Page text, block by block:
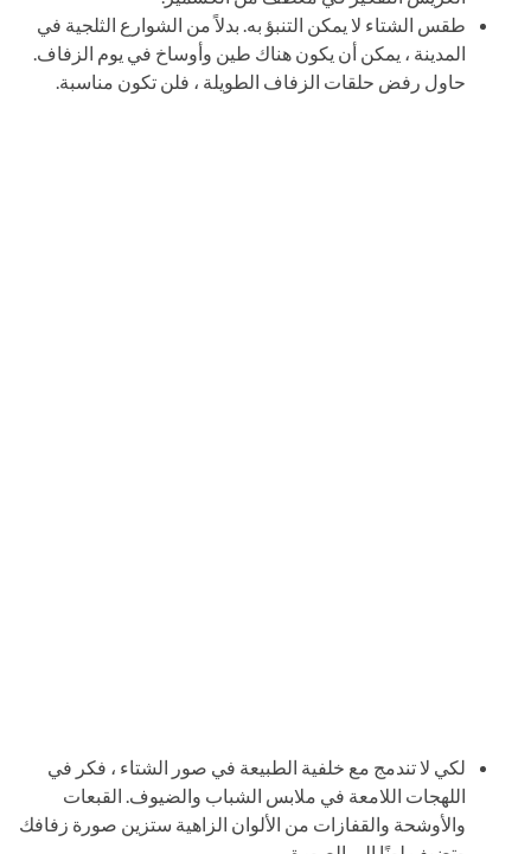
طقس الشتاء لا يمكن التنبؤ به. بدلاً من الشوارع الثلجية في
المدينة ، يمكن أن يكون هناك طين وأوساخ في يوم الزفاف.
حاول رفض حلقات الزفاف الطويلة ، فلن تكون مناسبة.
لكي لا تندمج مع خلفية الطبيعة في صور الشتاء ، فكر في
اللهجات اللامعة في ملابس الشباب والضيوف. القبعات
والأوشحة والقفازات من الألوان الزاهية ستزين صورة زفافك